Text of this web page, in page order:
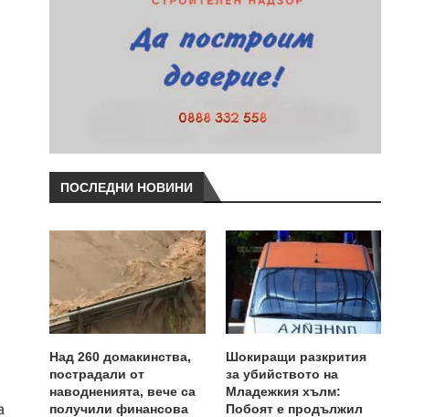
ПОСЛЕДНИ НОВИНИ
Над 260 домакинства,
пострадали от
наводненията, вече са
получили финансова
Шокиращи разкрития
за убийството на
Младежкия хълм:
Побоят е продължил